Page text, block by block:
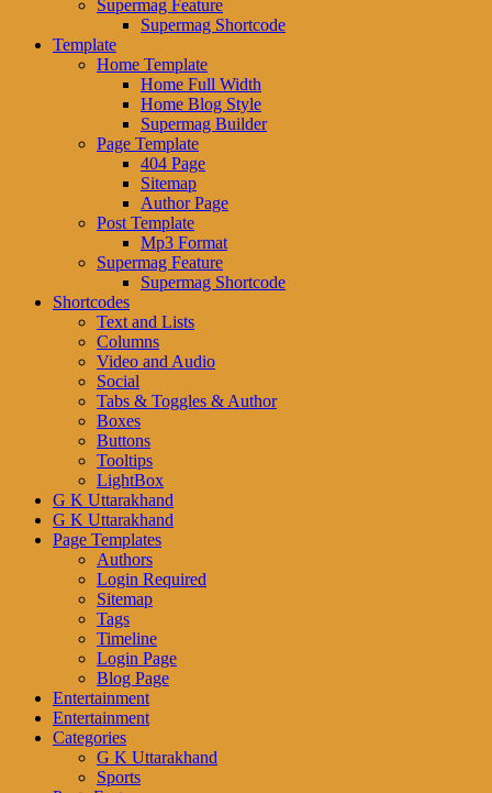
Supermag Feature
Supermag Shortcode
Template
Home Template
Home Full Width
Home Blog Style
Supermag Builder
Page Template
404 Page
Sitemap
Author Page
Post Template
Mp3 Format
Supermag Feature
Supermag Shortcode
Shortcodes
Text and Lists
Columns
Video and Audio
Social
Tabs & Toggles & Author
Boxes
Buttons
Tooltips
LightBox
G K Uttarakhand
G K Uttarakhand
Page Templates
Authors
Login Required
Sitemap
Tags
Timeline
Login Page
Blog Page
Entertainment
Entertainment
Categories
G K Uttarakhand
Sports